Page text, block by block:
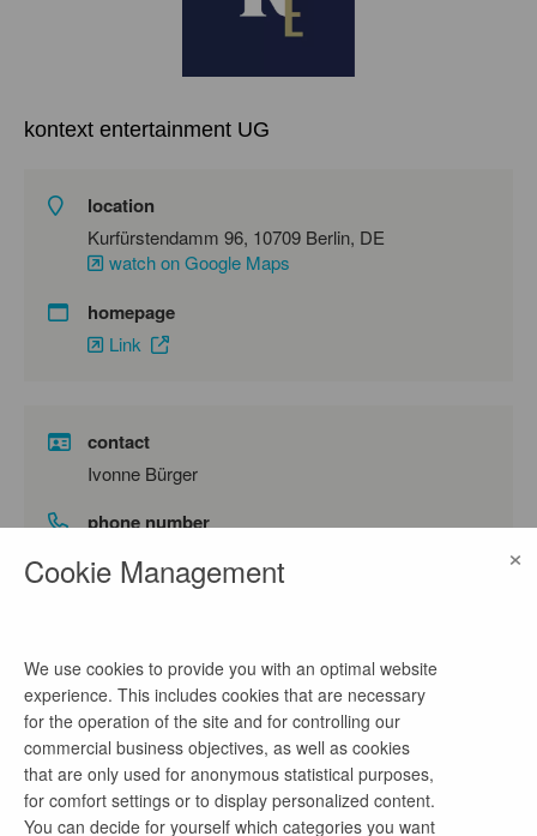
kontext entertainment UG
location
Kurfürstendamm 96, 10709 Berlin, DE
watch on Google Maps
homepage
Link
contact
Ivonne Bürger
phone number
company profile
Die Agentur Kontext Entertainment UG bietet Jobs
für kommunikationsstarke und zuverlässige
Cookie Management ×
We use cookies to provide you with an optimal website
experience. This includes cookies that are necessary
for the operation of the site and for controlling our
commercial business objectives, as well as cookies
that are only used for anonymous statistical purposes,
for comfort settings or to display personalized content.
You can decide for yourself which categories you want